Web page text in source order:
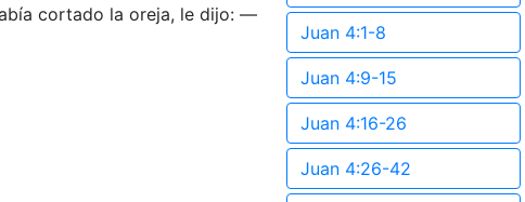
cortado la oreja, le dijo: —
Juan 4:1-8
Juan 4:9-15
Juan 4:16-26
Juan 4:26-42